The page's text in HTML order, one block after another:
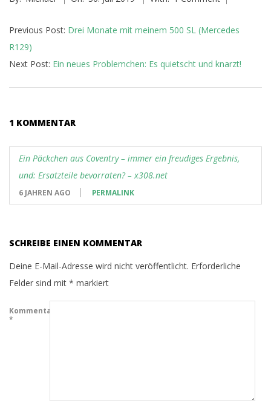
Previous Post: Drei Monate mit meinem 500 SL (Mercedes
R129)
Next Post: Ein neues Problemchen: Es quietscht und knarzt!
1 KOMMENTAR
Ein Päckchen aus Coventry – immer ein freudiges Ergebnis,
und: Ersatzteile bevorraten? – x308.net
6 JAHREN AGO PERMALINK
SCHREIBE EINEN KOMMENTAR
Deine E-Mail-Adresse wird nicht veröffentlicht. Erforderliche
Felder sind mit * markiert
Kommentar
*